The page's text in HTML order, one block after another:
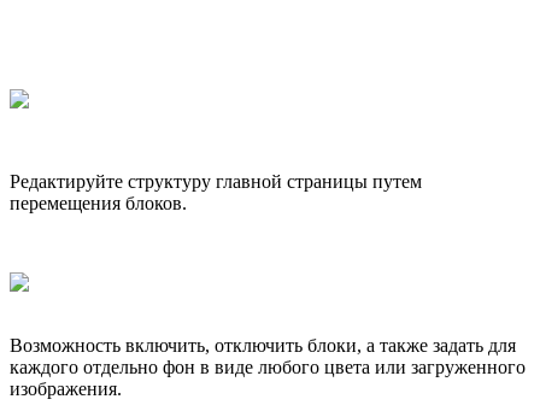
Редактируйте структуру главной страницы путем
перемещения блоков.
Возможность включить, отключить блоки, а также задать для
каждого отдельно фон в виде любого цвета или загруженного
изображения.